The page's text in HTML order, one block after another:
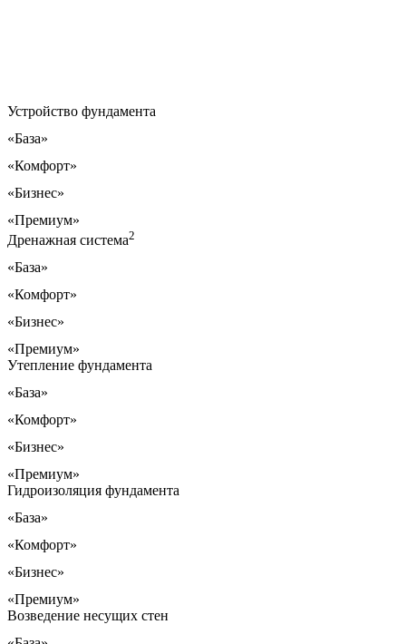
Устройство фундамента
«База»
«Комфорт»
«Бизнес»
«Премиум»
Дренажная система2
«База»
«Комфорт»
«Бизнес»
«Премиум»
Утепление фундамента
«База»
«Комфорт»
«Бизнес»
«Премиум»
Гидроизоляция фундамента
«База»
«Комфорт»
«Бизнес»
«Премиум»
Возведение несущих стен